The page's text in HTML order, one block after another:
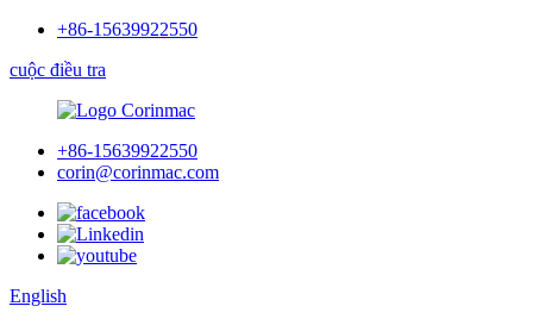
+86-15639922550
cuộc điều tra
+86-15639922550
corin@corinmac.com
English